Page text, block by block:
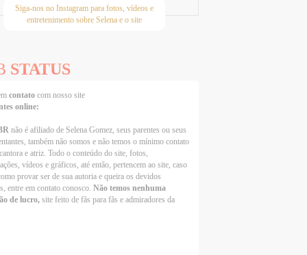
Siga-nos no Instagram para fotos, vídeos e
entretenimento sobre Selena e o site
STATUS
contatocom nosso site
online:
não é afiliado de Selena Gomez, seus parentes ou seus
também não somos e não temos o mínimo contato
e atriz. Todo o conteúdo do site, fotos,
vídeos e gráficos, até então, pertencem ao site, caso
provar ser de sua autoria e queira os devidos
entre em contato conosco.Não temos nenhuma
de lucro,site feito de fãs para fãs e admiradores da